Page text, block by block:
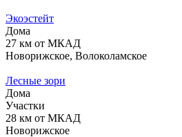
Экоэстейт
Дома
27 км от МКАД
Новорижское, Волоколамское
Лесные зори
Дома
Участки
28 км от МКАД
Новорижское